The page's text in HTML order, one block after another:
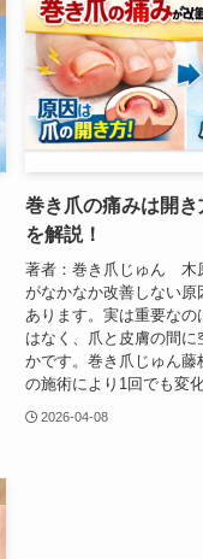
巻き爪の痛みは開
を解説！
著者：巻き爪じゅん 木
がなかなか改善しない原
あります。実は重要な
はなく、爪と皮膚の間に
かです。巻き爪じゅん藤
の施術により1回でも変
2026-04-08